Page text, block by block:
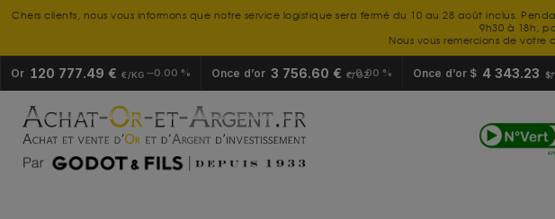
Chers clients, nous vous informons que notre service logistique sera fermé du 10 au 28 août inclus.
9h30 à 18h,
Nous vous remercions de
Or 120 777.49 € €/KG 0.00 % Once d’or 3 756.60 € €/OZ
0.00 % Once d’or $ 4 343.23